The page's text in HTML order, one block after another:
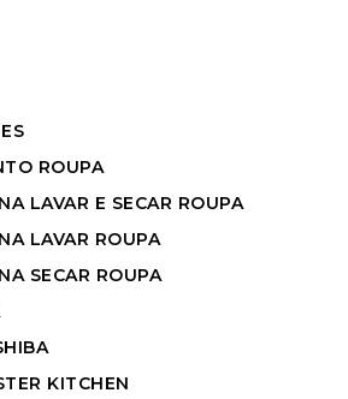
ROUPA
LAVAR E SECAR ROUPA
LAVAR ROUPA
SECAR ROUPA
KITCHEN